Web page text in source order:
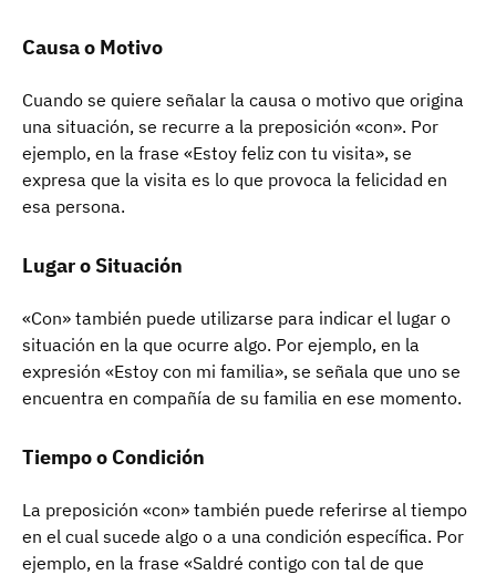
Causa o Motivo
Cuando se quiere señalar la causa o motivo que origina
una situación, se recurre a la preposición «con». Por
ejemplo, en la frase «Estoy feliz con tu visita», se
expresa que la visita es lo que provoca la felicidad en
esa persona.
Lugar o Situación
«Con» también puede utilizarse para indicar el lugar o
situación en la que ocurre algo. Por ejemplo, en la
expresión «Estoy con mi familia», se señala que uno se
encuentra en compañía de su familia en ese momento.
Tiempo o Condición
La preposición «con» también puede referirse al tiempo
en el cual sucede algo o a una condición específica. Por
ejemplo, en la frase «Saldré contigo con tal de que